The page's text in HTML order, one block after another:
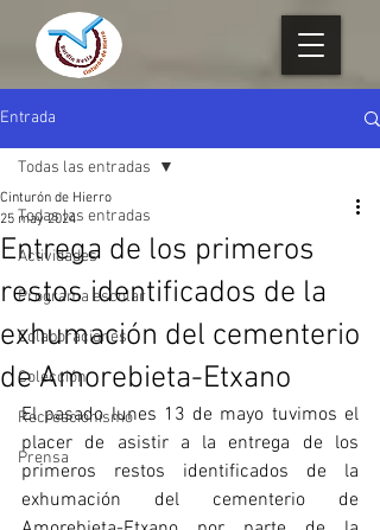
Entrada
Todas las entradas
Actividades
Programa escolar
Colaboraciones
Colección
Recreacionismo
Prensa
Todas las entradas
Entrega de los primeros
restos identificados de la
exhumación del cementerio
de Amorebieta-Etxano
Cinturón de Hierro
25 may 2024
El pasado lunes 13 de mayo tuvimos el
placer de asistir a la entrega de los
primeros restos identificados de la
exhumación del cementerio de